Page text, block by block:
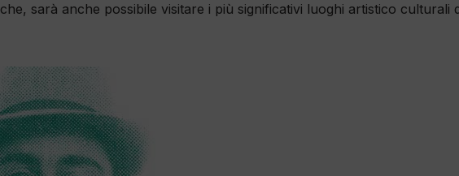
sarà anche possibile visitare i più significativi luoghi artistico culturali